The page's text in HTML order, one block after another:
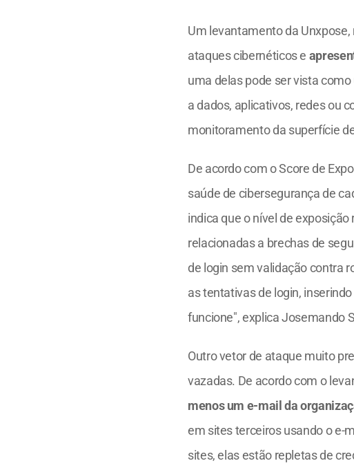
Um levantamento da
ataques cibernéticos e
uma delas pode ser vista
a dados, aplicativos, redes ou
monitoramento da superfície
De acordo com o Score de
saúde de cibersegurança de
indica que o nível de
relacionadas a brechas de
de login sem validação contra
as tentativas de login,
funcione", explica Josemando
Outro vetor de ataque muito
vazadas. De acordo com o
menos um e-mail da
em sites terceiros usando o e-
sites, elas estão repletas de